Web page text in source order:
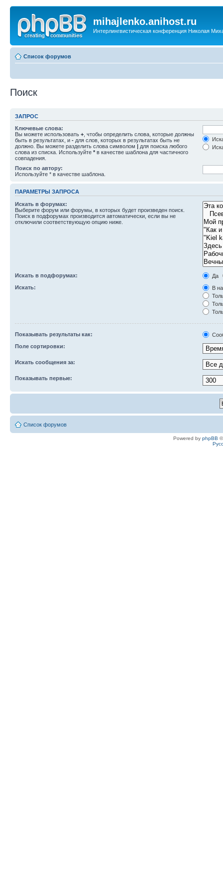
mihajlenko.anihost.ru
Интерлингвистическая конференция Николая
Список форумов
Поиск
ЗАПРОС
Ключевые слова:
Вы можете использовать + , чтобы определить слова, которые должны
быть в результатах, и - для слов, которых в результатах быть не
должно. Вы можете разделить слова символом | для поиска любого
слова из списка. Используйте * в качестве шаблона для частичного
совпадения.
Поиск по автору:
Используйте * в качестве шаблона.
ПАРАМЕТРЫ ЗАПРОСА
Искать в форумах:
Выберите форум или форумы, в которых будет произведен поиск.
Поиск в подфорумах производится автоматически, если вы не
отключили соответствующую опцию ниже.
Искать в подфорумах:
Да
Искать:
В
Показывать результаты как:
Поле сортировки:
Искать сообщения за:
Показывать первые:
Список форумов
Powered by phpBB